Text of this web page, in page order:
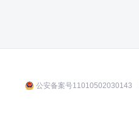
公安备案号11010502030143